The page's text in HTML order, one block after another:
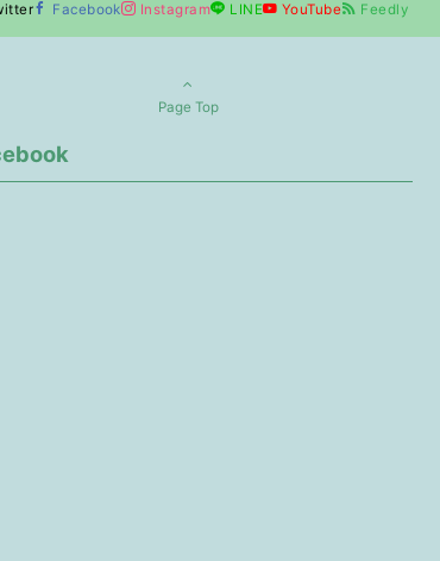
Facebook Instagram LINE YouTube Feedly
Page Top